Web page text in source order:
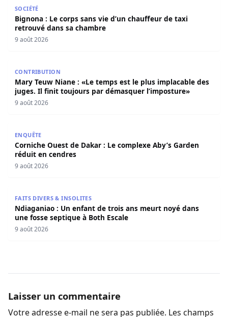
SOCIÉTÉ
Bignona : Le corps sans vie d’un chauffeur de taxi
retrouvé dans sa chambre
9 août 2026
CONTRIBUTION
Mary Teuw Niane : «Le temps est le plus implacable des
juges. Il finit toujours par démasquer l’imposture»
9 août 2026
ENQUÊTE
Corniche Ouest de Dakar : Le complexe Aby’s Garden
réduit en cendres
9 août 2026
FAITS DIVERS & INSOLITES
Ndiaganiao : Un enfant de trois ans meurt noyé dans
une fosse septique à Both Escale
9 août 2026
Laisser un commentaire
Votre adresse e-mail ne sera pas publiée. Les champs